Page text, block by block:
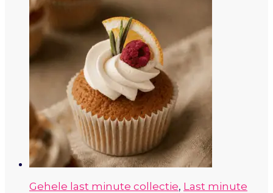
Gehele last minute collectie, Last minute